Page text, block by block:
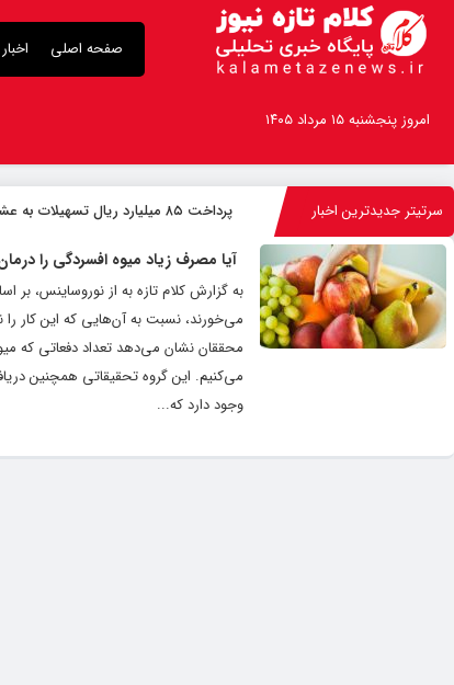
صفحه اصلی اخبار
امروز پنجشنبه ۱۵ مرداد ۱۴۰۵
سرتیتر جدیدترین اخبار پرداخت ۸۵ میلیارد ریال تسهیلات به عشایر چناران
آیا مصرف زیاد میوه افسردگی را
به گزارش کلام تازه به از نوروساینس،
می‌خورند، نسبت به آن‌هایی که این کار را
محققان نشان می‌دهد تعداد دفعاتی که
می‌کنیم. این گروه تحقیقاتی همچنین
وجود دارد که...